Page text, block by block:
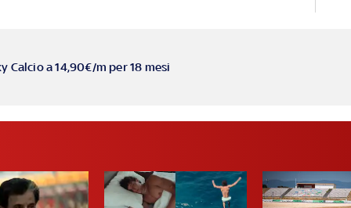
Calcio a 14,90€/m per 18 mesi